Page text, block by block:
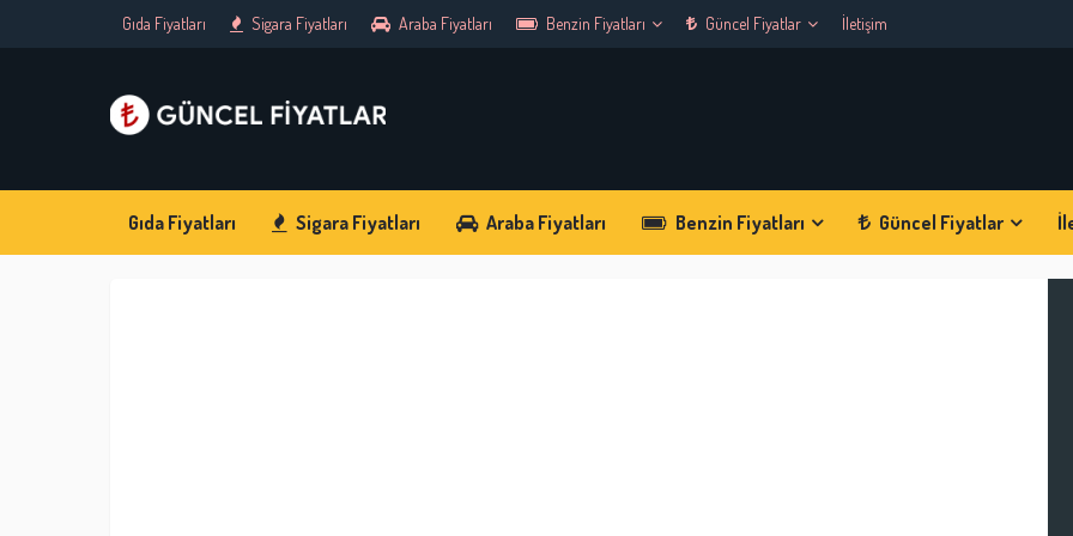
Gıda Fiyatları Sigara Fiyatları Araba Fiyatları Benzin Fiyatları Güncel Fiyatlar İletişim
Gıda Fiyatları Sigara Fiyatları Araba Fiyatları Benzin Fiyatları Güncel Fiyatlar